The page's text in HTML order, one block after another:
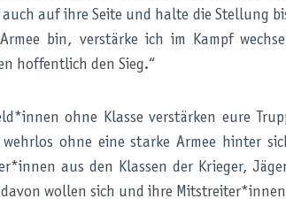
auch auf ihre Seite und halte die Stellung
bin, verstärke ich im Kampf
hoffentlich den Sieg.“
ohne Klasse verstärken eure
wehrlos ohne eine starke Armee hinter
aus den Klassen der Krieger,
wollen sich und ihre